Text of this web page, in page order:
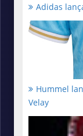
Adidas
Hummel
Velay